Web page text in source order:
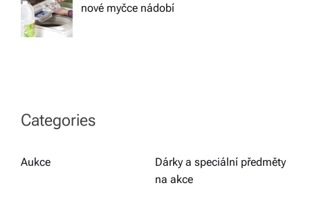
nové myčce nádobí
Categories
Aukce
Dárky a speciální předměty
na akce